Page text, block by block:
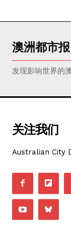
澳洲都市报
发现影响世界的
关注我们
Australian City